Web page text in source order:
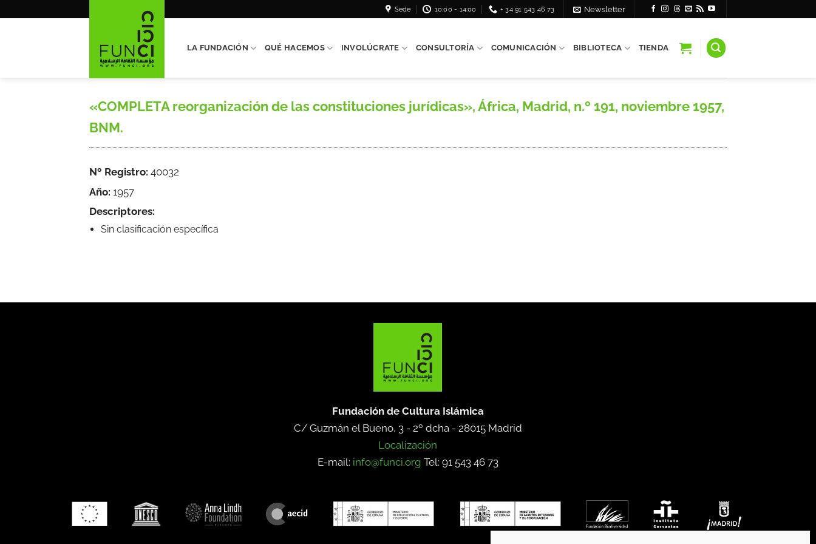
Sede 10:00 - 14:00 + 34 91 543 46 73 Newsletter
LA FUNDACIÓN QUÉ HACEMOS INVOLÚCRATE CONSULTORÍA COMUNICACIÓN BIBLIOTECA TIENDA
«COMPLETA reorganización de las constituciones jurídicas», África, Madrid, n.º 191, noviembre 1957,
BNM.
Nº Registro: 40032
Año: 1957
Descriptores:
Sin clasificación específica
Fundación de Cultura Islámica
C/ Guzmán el Bueno, 3 - 2º dcha - 28015 Madrid
Localización
E-mail: info@funci.org Tel: 91 543 46 73